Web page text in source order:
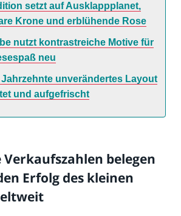
setzt auf Ausklappplanet,
Krone und erblühende Rose
nutzt kontrastreiche Motive für
neu
unverändertes Layout
und aufgefrischt
belegen
Erfolg des kleinen